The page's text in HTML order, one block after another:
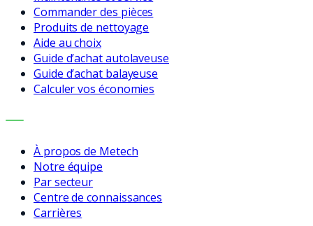
Commander des pièces
Produits de nettoyage
Aide au choix
Guide d’achat autolaveuse
Guide d’achat balayeuse
Calculer vos économies
ENTREPRISE
À propos de Metech
Notre équipe
Par secteur
Centre de connaissances
Carrières